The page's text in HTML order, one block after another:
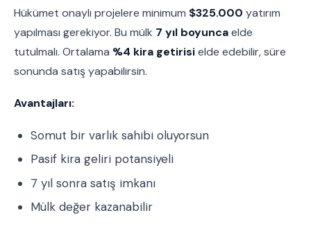
Hükümet onaylı projelere minimum $325.000 yatırım
yapılması gerekiyor. Bu mülk 7 yıl boyuncaelde
tutulmalı. Ortalama %4 kira getirisielde edebilir, süre
sonunda satış yapabilirsin.
Avantajları:
Somut bir varlık sahibi oluyorsun
Pasif kira geliri potansiyeli
7 yıl sonra satış imkanı
Mülk değer kazanabilir